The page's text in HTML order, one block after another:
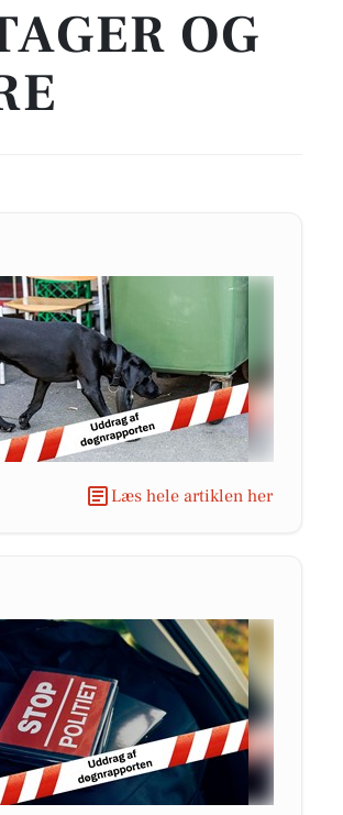
OG
Læs hele artiklen her